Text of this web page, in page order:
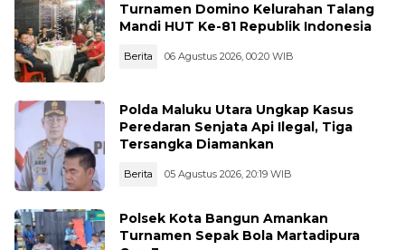
Turnamen Domino Kelurahan Talang
Mandi HUT Ke-81 Republik Indonesia
Berita 06 Agustus 2026, 00:20 WIB
Polda Maluku Utara Ungkap Kasus
Peredaran Senjata Api Ilegal, Tiga
Tersangka Diamankan
Berita 05 Agustus 2026, 20:19 WIB
Polsek Kota Bangun Amankan
Turnamen Sepak Bola Martadipura